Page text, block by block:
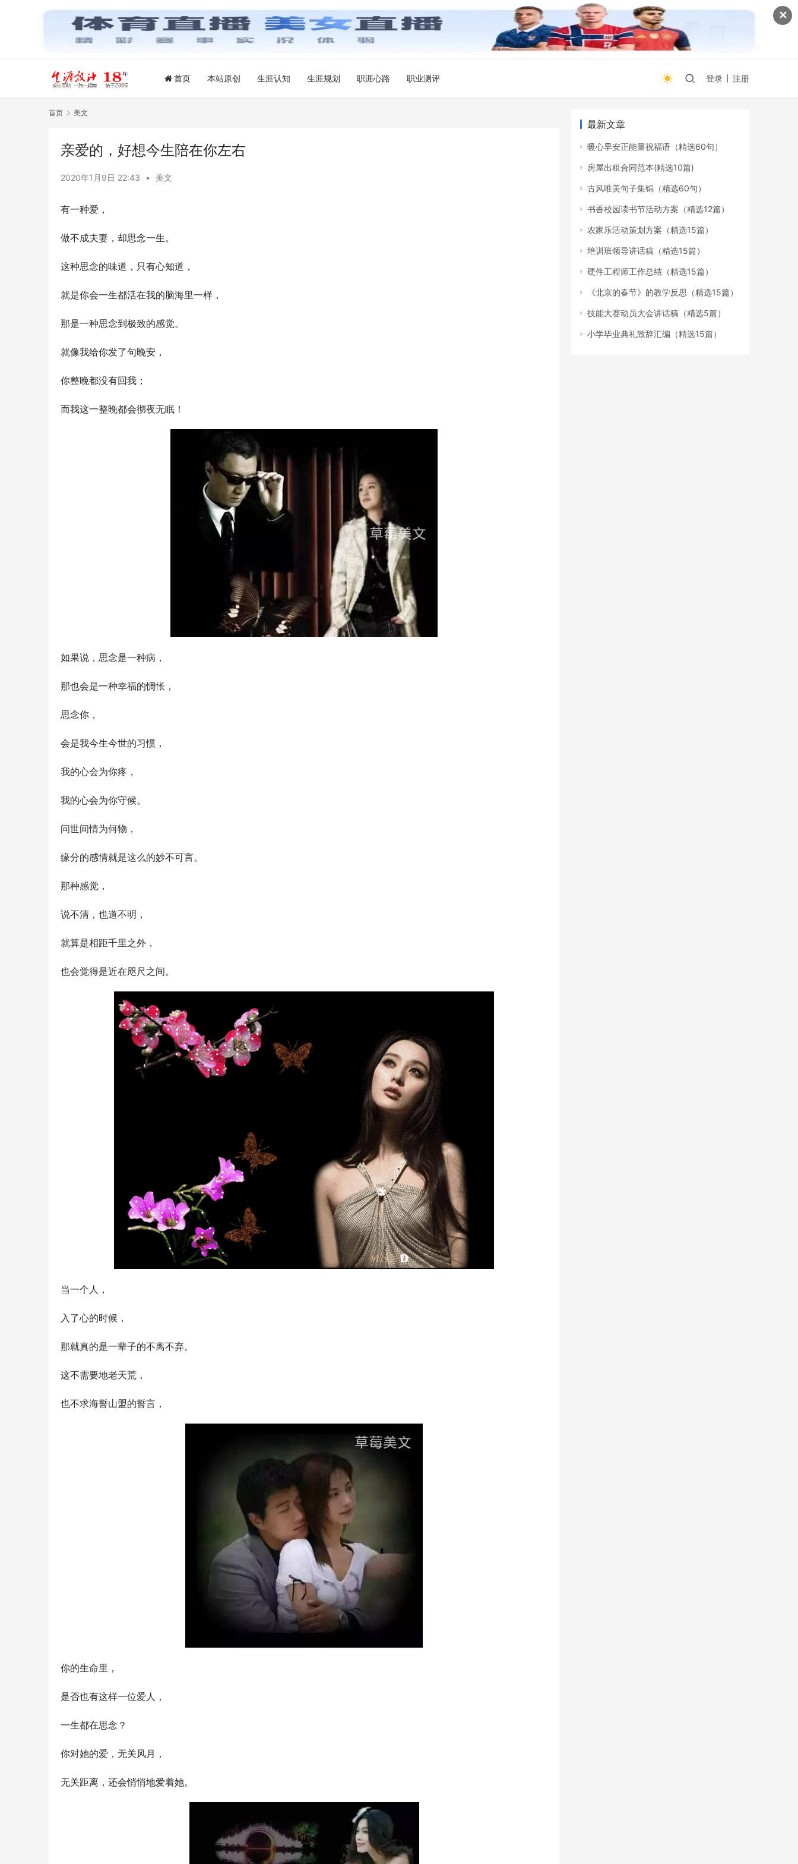
✕
首页 本站原创 生涯认知 生涯规划 职涯心路 职业测评 登录 注册
首页 美文
亲爱的，好想今生陪在你左右
2020年1月9日 22:43 • 美文
有一种爱，
做不成夫妻，却思念一生。
这种思念的味道，只有心知道，
就是你会一生都活在我的脑海里一样，
那是一种思念到极致的感觉。
就像我给你发了句晚安，
你整晚都没有回我；
而我这一整晚都会彻夜无眠！
如果说，思念是一种病，
那也会是一种幸福的惆怅，
思念你，
会是我今生今世的习惯，
我的心会为你疼，
我的心会为你守候。
问世间情为何物，
缘分的感情就是这么的妙不可言。
那种感觉，
说不清，也道不明，
就算是相距千里之外，
也会觉得是近在咫尺之间。
当一个人，
入了心的时候，
那就真的是一辈子的不离不弃。
这不需要地老天荒，
也不求海誓山盟的誓言，
你的生命里，
是否也有这样一位爱人，
一生都在思念？
你对她的爱，无关风月，
无关距离，还会悄悄地爱着她。
最新文章
暖心早安正能量祝福语（精选60句）
房屋出租合同范本(精选10篇)
古风唯美句子集锦（精选60句）
书香校园读书节活动方案（精选12篇）
农家乐活动策划方案（精选15篇）
培训班领导讲话稿（精选15篇）
硬件工程师工作总结（精选15篇）
《北京的春节》的教学反思（精选15篇）
技能大赛动员大会讲话稿（精选5篇）
小学毕业典礼致辞汇编（精选15篇）